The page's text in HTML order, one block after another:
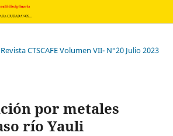
CTSCAFE Volumen VII- N°20 Julio 2023
por metales
río Yauli